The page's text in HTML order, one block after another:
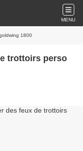
MENU
1800
trottoirs perso